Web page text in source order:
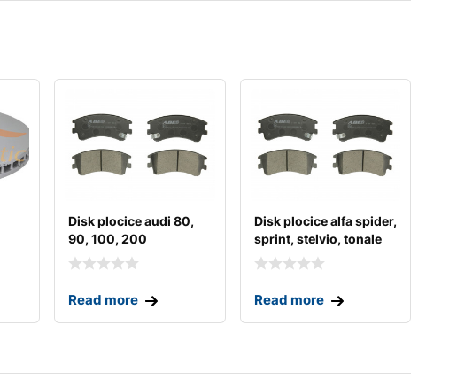
Disk plocice audi 80,
90, 100, 200
Read more
Disk plocice alfa spider,
sprint, stelvio, tonale
Read more